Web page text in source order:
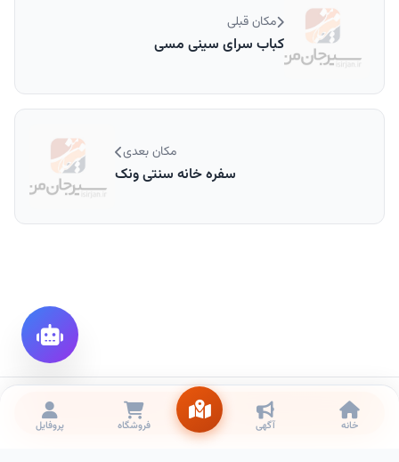
مکان قبلی
کباب سرای سینی مسی
مکان بعدی
سفره خانه سنتی ونک
تماس
خانه آگهی فروشگاه پروفایل